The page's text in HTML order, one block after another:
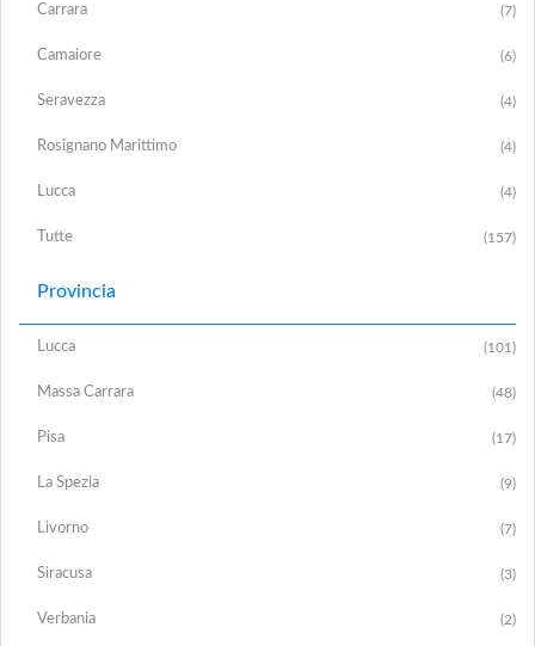
Carrara (7)
Camaiore (6)
Seravezza (4)
Rosignano Marittimo (4)
Lucca (4)
Tutte (157)
Provincia
Lucca (101)
Massa Carrara (48)
Pisa (17)
La Spezia (9)
Livorno (7)
Siracusa (3)
Verbania (2)